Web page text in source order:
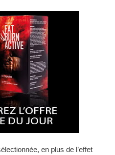
en plus de l’effet